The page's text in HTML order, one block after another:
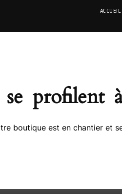
ACCUEIL
profilent
boutique est en chantier et